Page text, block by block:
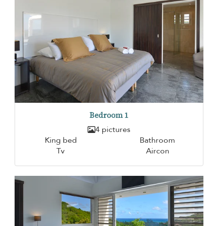
Bedroom 1
4 pictures
King bed
Bathroom
Tv
Aircon